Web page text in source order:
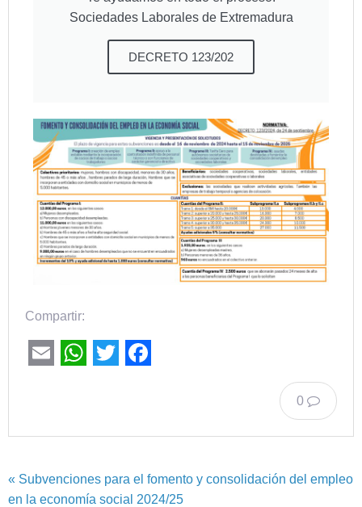
Sociedades Laborales de Extremadura
DECRETO 123/202
Compartir:
0
« Subvenciones para el fomento y consolidación del empleo
en la economía social 2024/25